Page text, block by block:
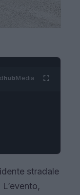
hubMedia
stradale